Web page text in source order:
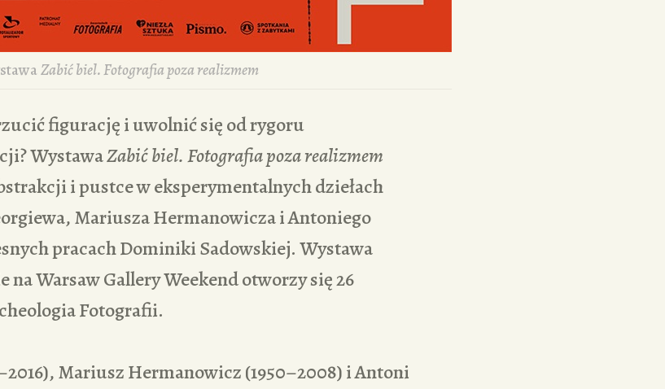
Zabić biel. Fotografia poza realizmem
figurację i uwolnić się od rygoru
WystawaZabić biel. Fotografia poza realizmem
i pustce w eksperymentalnych dziełach
Mariusza Hermanowicza i Antoniego
pracach Dominiki Sadowskiej. Wystawa
Warsaw Gallery Weekend otworzy się 26
Fotografii.
Mariusz Hermanowicz (1950–2008) i Antoni